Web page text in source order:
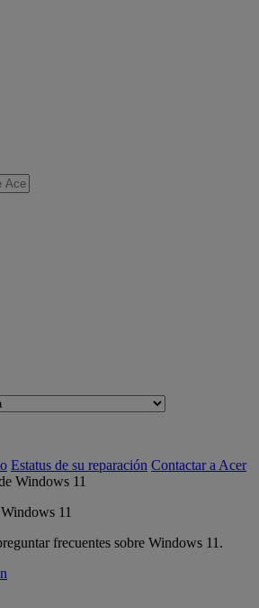
Estatus de su reparación Contactar a Acer
11
frecuentes sobre Windows 11.